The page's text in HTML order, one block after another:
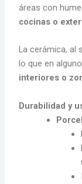
áreas con
cocinas o
La cerámica,
lo que en
interiores o
Durabilidad y